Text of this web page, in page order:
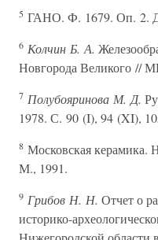
5 ГАНО. Ф. 1679. Оп. 2.
6 Колчин Б. А.
Новгорода Великого //
7 Полубояринова М. Д.
1978. С. 90 (I), 94 (XI),
8 Московская керамика.
М., 1991.
9 Грибов Н. Н. Отчет о
историко-